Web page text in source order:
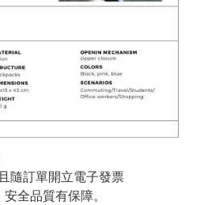
隨訂單開立電子發票
全品質有保障。